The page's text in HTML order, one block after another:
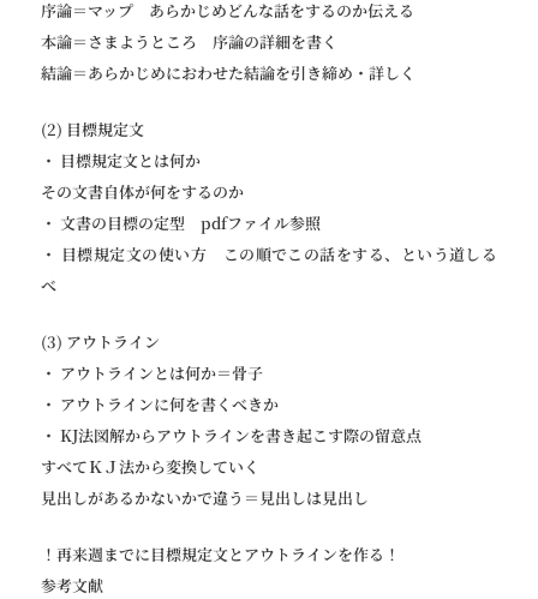
序論＝マップ あらかじめどんな話をするのか伝える
本論＝さまようところ 序論の詳細を書く
結論＝あらかじめにおわせた結論を引き締め・詳しく
(2) 目標規定文
・ 目標規定文とは何か
その文書自体が何をするのか
・ 文書の目標の定型 pdfファイル参照
・ 目標規定文の使い方 この順でこの話をする、という道しる
べ
(3) アウトライン
・ アウトラインとは何か＝骨子
・ アウトラインに何を書くべきか
・ KJ法図解からアウトラインを書き起こす際の留意点
すべてＫＪ法から変換していく
見出しがあるかないかで違う＝見出しは見出し
！再来週までに目標規定文とアウトラインを作る！
参考文献